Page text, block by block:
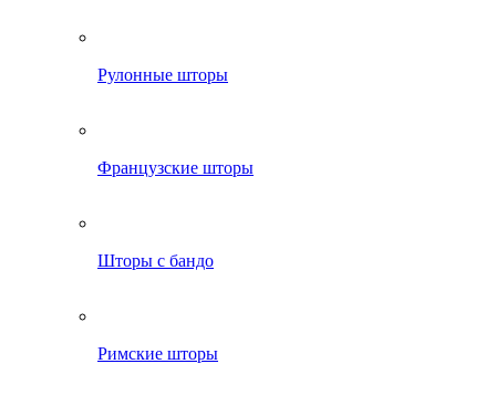
Рулонные шторы
Французские шторы
Шторы с бандо
Римские шторы